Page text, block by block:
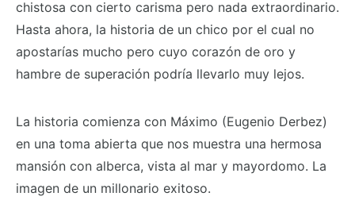
chistosa con cierto carisma pero nada extraordinario.
Hasta ahora, la historia de un chico por el cual no
apostarías mucho pero cuyo corazón de oro y
hambre de superación podría llevarlo muy lejos.
La historia comienza con Máximo (Eugenio Derbez)
en una toma abierta que nos muestra una hermosa
mansión con alberca, vista al mar y mayordomo. La
imagen de un millonario exitoso.